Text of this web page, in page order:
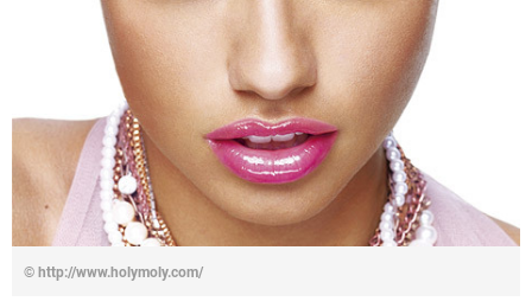
© http://www.holymoly.com/